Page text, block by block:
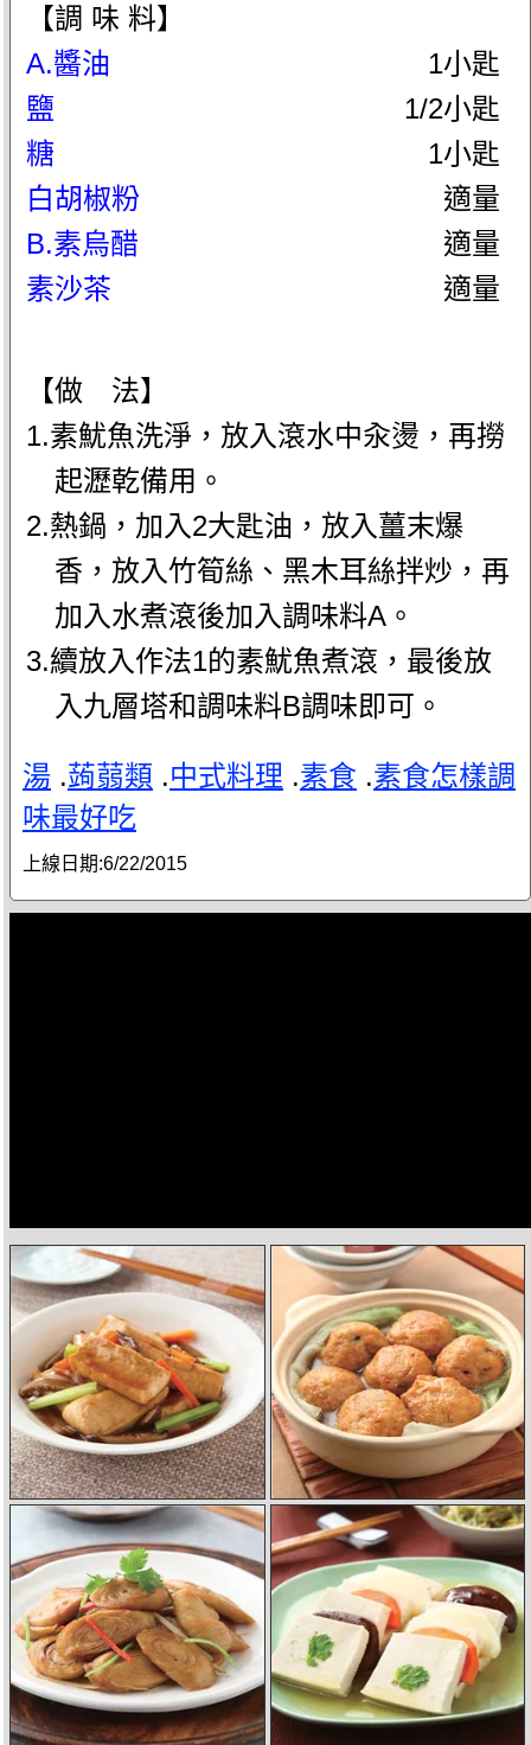
【調 味 料】
A.醬油
1小匙
鹽
1/2小匙
糖
1小匙
白胡椒粉
適量
B.素烏醋
適量
素沙茶
適量
【做 法】
1.素魷魚洗淨，放入滾水中汆燙，再撈
起瀝乾備用。
2.熱鍋，加入2大匙油，放入薑末爆
香，放入竹筍絲、黑木耳絲拌炒，再
加入水煮滾後加入調味料A。
3.續放入作法1的素魷魚煮滾，最後放
入九層塔和調味料B調味即可。
湯 .蒟蒻類 .中式料理 .素食 .素食怎樣調
味最好吃
上線日期:6/22/2015